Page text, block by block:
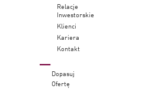
Relacje
Inwestorskie
Klienci
Kariera
Kontakt
Dopasuj
Ofertę